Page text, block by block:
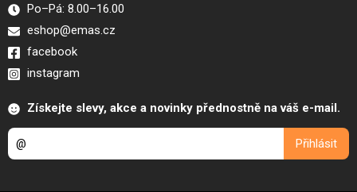
Po–Pá: 8.00–16.00
eshop@emas.cz
facebook
instagram
Získejte slevy, akce a novinky přednostně na váš e-mail.